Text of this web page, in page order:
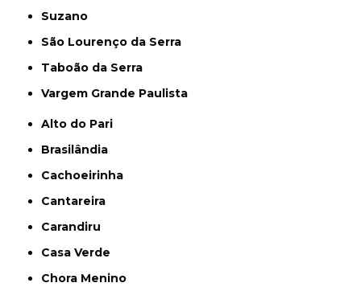
Suzano
São Lourenço da Serra
Taboão da Serra
Vargem Grande Paulista
Alto do Pari
Brasilândia
Cachoeirinha
Cantareira
Carandiru
Casa Verde
Chora Menino